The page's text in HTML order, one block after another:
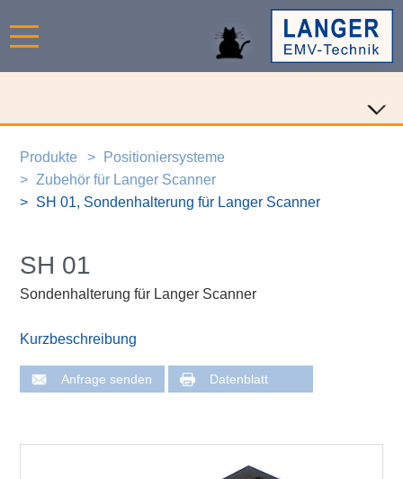
Produkte
Positioniersysteme
Zubehör für Langer Scanner
SH 01, Sondenhalterung für Langer Scanner
SH 01
Sondenhalterung für Langer Scanner
Kurzbeschreibung
Anfrage senden Datenblatt